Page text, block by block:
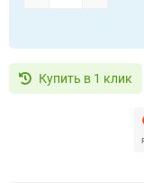
Купить в 1 клик